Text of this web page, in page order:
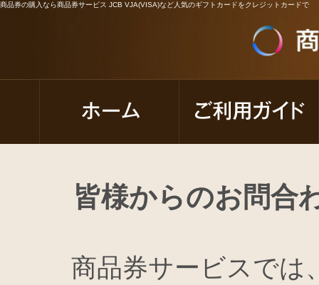
商品券の購入なら商品券サービス JCB VJA(VISA)など人気のギフトカードをクレジットカードで
皆様からのお問合
商品券サービスでは